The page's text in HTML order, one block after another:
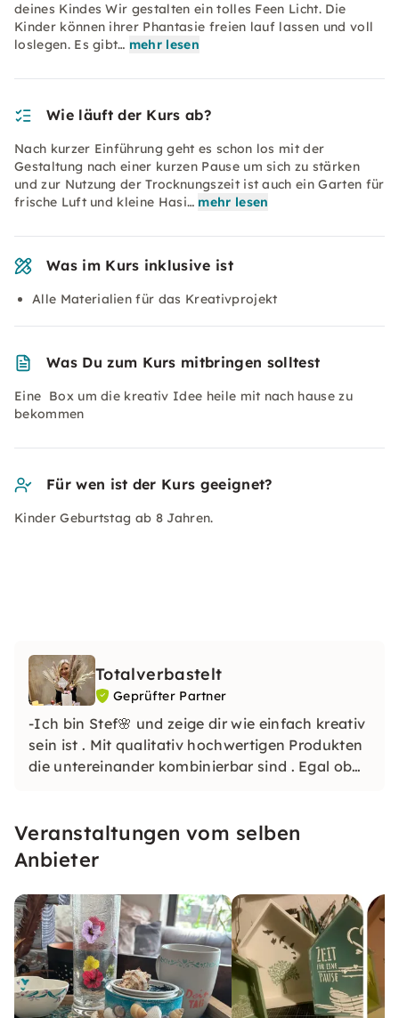
deines Kindes Wir gestalten ein tolles Feen Licht. Die
Kinder können ihrer Phantasie freien lauf lassen und voll
loslegen. Es gibt… mehr lesen
Wie läuft der Kurs ab?
Nach kurzer Einführung geht es schon los mit der
Gestaltung nach einer kurzen Pause um sich zu stärken
und zur Nutzung der Trocknungszeit ist auch ein Garten für
frische Luft und kleine Hasi… mehr lesen
Was im Kurs inklusive ist
Alle Materialien für das Kreativprojekt
Was Du zum Kurs mitbringen solltest
Eine Box um die kreativ Idee heile mit nach hause zu
bekommen
Für wen ist der Kurs geeignet?
Kinder Geburtstag ab 8 Jahren.
Totalverbastelt
Geprüfter Partner
-Ich bin Stef🌸 und zeige dir wie einfach kreativ
sein ist . Mit qualitativ hochwertigen Produkten
die untereinander kombinierbar sind . Egal ob
beweise ich dir das Gegenteil😉
Veranstaltungen vom selben
Anbieter